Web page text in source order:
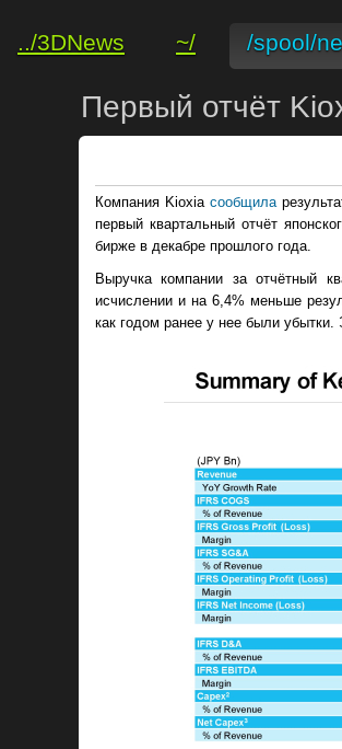
../3DNews ~/ /spool/
Первый отчёт
Компания Kioxia сообщила
первый квартальный отчёт
бирже в декабре прошлого года.
Выручка компании за отчётный
исчислении и на 6,4​% меньше
как годом ранее у нее были убытки.